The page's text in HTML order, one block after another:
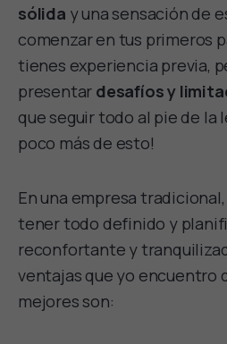
sólida y una sensación de
comenzar en tus primeros
tienes experiencia previa,
presentar desafíos y
que seguir todo al pie de la
poco más de esto!
En una empresa
tener todo definido y
reconfortante y
ventajas que yo encuentro
mejores son: